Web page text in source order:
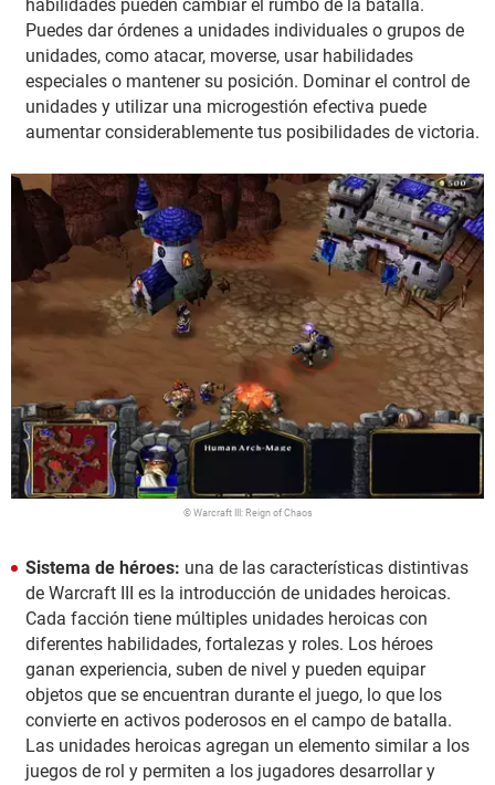
habilidades pueden cambiar el rumbo de la batalla.
Puedes dar órdenes a unidades individuales o grupos de
unidades, como atacar, moverse, usar habilidades
especiales o mantener su posición. Dominar el control de
unidades y utilizar una microgestión efectiva puede
aumentar considerablemente tus posibilidades de victoria.
© Warcraft III: Reign of Chaos
Sistema de héroes: una de las características distintivas
de Warcraft III es la introducción de unidades heroicas.
Cada facción tiene múltiples unidades heroicas con
diferentes habilidades, fortalezas y roles. Los héroes
ganan experiencia, suben de nivel y pueden equipar
objetos que se encuentran durante el juego, lo que los
convierte en activos poderosos en el campo de batalla.
Las unidades heroicas agregan un elemento similar a los
juegos de rol y permiten a los jugadores desarrollar y